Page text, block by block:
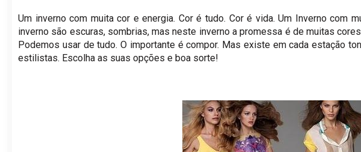
Um inverno com muita cor e energia. Cor é tudo. Cor é vida. Um Inverno com
inverno são escuras, sombrias, mas neste inverno a promessa é de muitas
Podemos usar de tudo. O importante é compor. Mas existe em cada estação
estilistas. Escolha as suas opções e boa sorte!